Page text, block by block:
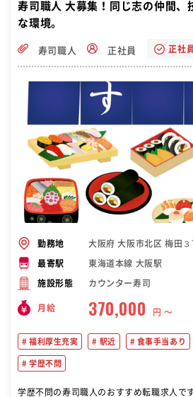
寿司職人 大募集！同じ志の仲間、
な環境。
寿司職人 正社員 正社
勤務地 大阪府 大阪市北区 梅田
最寄駅 東海道本線 大阪駅
施設形態 カウンター寿司
月給 370,000 円 〜
福利厚生充実 駅近 食事手当あり
学歴不問
学歴不問の寿司職人のおすすめ転職求人ですよ。 カウンター